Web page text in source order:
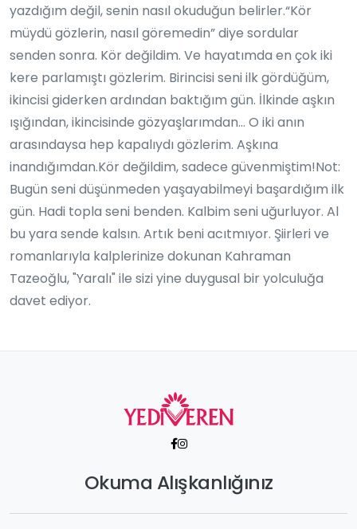
yazdığım değil, senin nasıl okuduğun belirler.“Kör
müydü gözlerin, nasıl göremedin” diye sordular
senden sonra. Kör değildim. Ve hayatımda en çok iki
kere parlamıştı gözlerim. Birincisi seni ilk gördüğüm,
ikincisi giderken ardından baktığım gün. İlkinde aşkın
ışığından, ikincisinde gözyaşlarımdan… O iki anın
arasındaysa hep kapalıydı gözlerim. Aşkına
inandığımdan.Kör değildim, sadece güvenmiştim!Not:
Bugün seni düşünmeden yaşayabilmeyi başardığım ilk
gün. Hadi topla seni benden. Kalbim seni uğurluyor. Al
bu yara sende kalsın. Artık beni acıtmıyor. Şiirleri ve
romanlarıyla kalplerinize dokunan Kahraman
Tazeoğlu, "Yaralı" ile sizi yine duygusal bir yolculuğa
davet ediyor.
Okuma Alışkanlığınız